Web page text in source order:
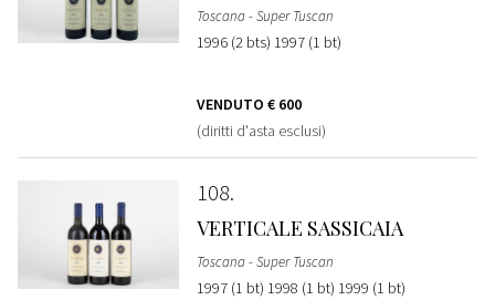
Toscana - Super Tuscan
1996 (2 bts) 1997 (1 bt)
VENDUTO € 600
(diritti d'asta esclusi)
108
VERTICALE SASSICAIA
Toscana - Super Tuscan
1997 (1 bt) 1998 (1 bt) 1999 (1 bt)